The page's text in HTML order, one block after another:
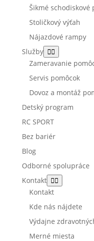
Šikmé schodiskové
Stoličkový výťah
Nájazdové rampy
Služby
Zameravanie
Servis pomôcok
Dovoz a montáž
Detský program
RC SPORT
Bez bariér
Blog
Odborné spolupráce
Kontakt
Kontakt
Kde nás nájdete
Výdajne
Merné miesta